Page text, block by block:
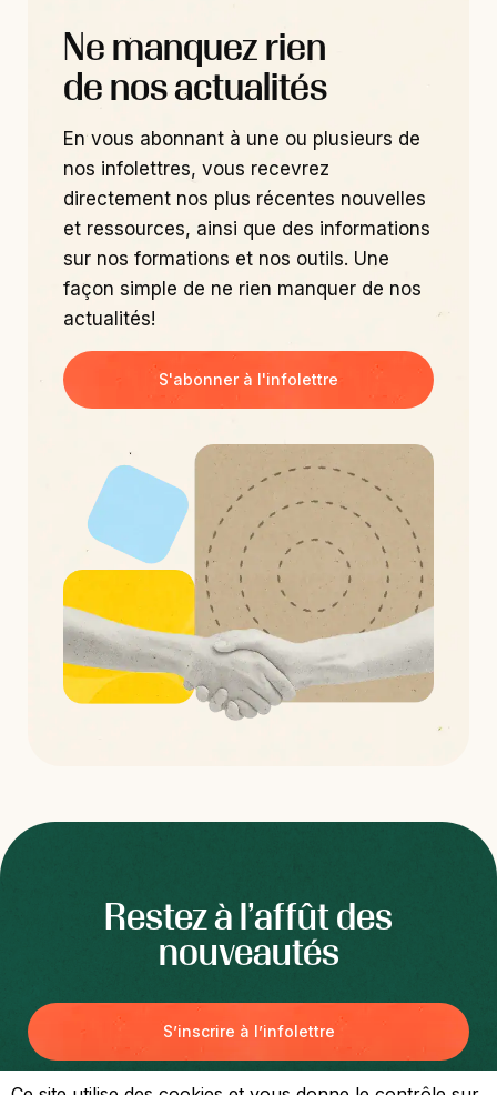
Ne manquez rien
de nos actualités
En vous abonnant à une ou plusieurs de
nos infolettres, vous recevrez
directement nos plus récentes nouvelles
et ressources, ainsi que des informations
sur nos formations et nos outils. Une
façon simple de ne rien manquer de nos
actualités!
S'abonner à l'infolettre
Restez à l’affût des
nouveautés
S’inscrire à l’infolettre